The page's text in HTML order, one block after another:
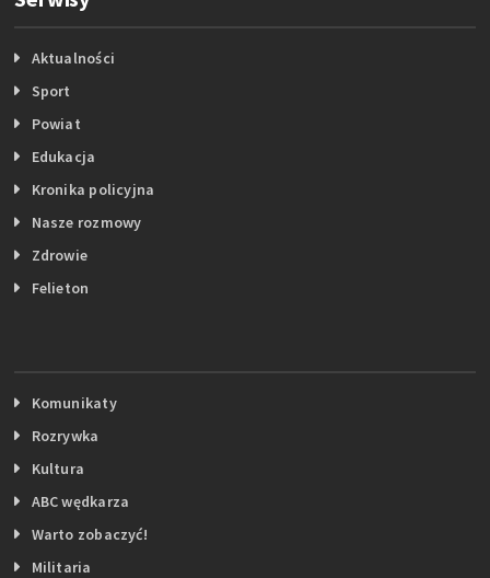
Aktualności
Sport
Powiat
Edukacja
Kronika policyjna
Nasze rozmowy
Zdrowie
Felieton
Komunikaty
Rozrywka
Kultura
ABC wędkarza
Warto zobaczyć!
Militaria